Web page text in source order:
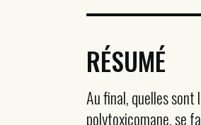
RÉSUMÉ
Au final, quelles sont
polytoxicomane, se